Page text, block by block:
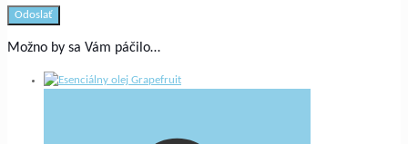
Možno by sa Vám páčilo…